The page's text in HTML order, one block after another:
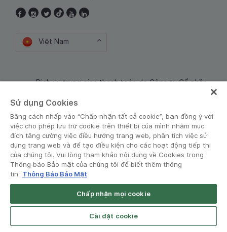
Việt Nam
Dịch vụ trung gian thanh toán do Công ty Cổ phần
Điều khoản và Chính sách
© Grab 2010 - 2026
Sử dụng Cookies
Bằng cách nhấp vào “Chấp nhận tất cả cookie”, bạn đồng ý với
việc cho phép lưu trữ cookie trên thiết bị của mình nhằm mục
đích tăng cường việc điều hướng trang web, phân tích việc sử
dụng trang web và để tạo điều kiện cho các hoạt động tiếp thị
của chúng tôi. Vui lòng tham khảo nội dung về Cookies trong
Thông báo Bảo mật của chúng tôi để biết thêm thông
tin. Thông Báo Bảo Mật
Chấp nhận mọi cookie
Cài đặt cookie